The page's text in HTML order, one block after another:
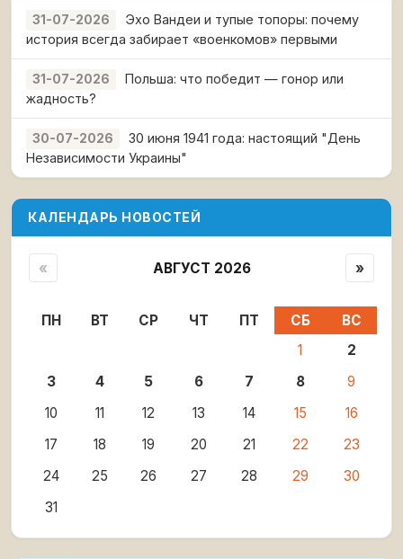
31-07-2026
Эхо Вандеи и тупые топоры: почему
история всегда забирает «военкомов» первыми
31-07-2026
Польша: что победит — гонор или
жадность?
30-07-2026
30 июня 1941 года: настоящий "День
Независимости Украины"
КАЛЕНДАРЬ НОВОСТЕЙ
« АВГУСТ 2026 »
ПН ВТ СР ЧТ ПТ СБ
ВС
1
2
3
4 5 6 7 8
9
10
11 12 13 14 15
16
17
18 19 20 21 22
23
24
25 26 27 28 29
30
31